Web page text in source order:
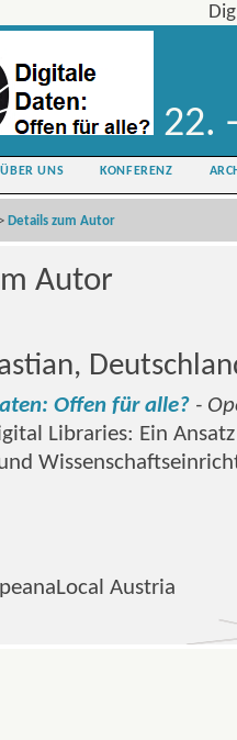
22.
ÜBER UNS KONFERENZ
> Details zum Autor
Autor
Offen für alle?-
Libraries: Ein
Austria